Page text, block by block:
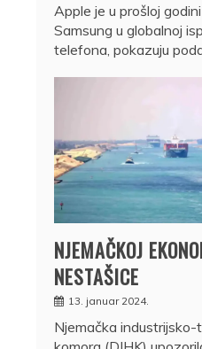
Apple je u prošloj
Samsung u globalnoj
telefona, pokazuju
NJEMAČKOJ
NESTAŠICE
13. januar 2024.
Njemačka industrijsko-